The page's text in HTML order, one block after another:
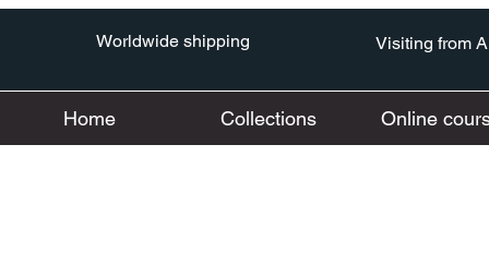
Worldwide shipping Visiting from
Home Collections Online